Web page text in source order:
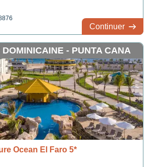
Continuer
- PUNTA CANA
Ocean El Faro 5*